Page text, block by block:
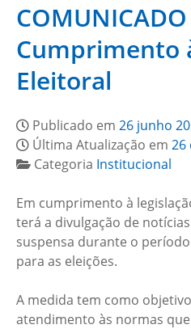
COMUNICADO
Cumprimento
Eleitoral
Publicado em 26 junho
Última Atualização em 26
Categoria Institucional
Em cumprimento à
terá a divulgação de
suspensa durante o
para as eleições.
A medida tem como
atendimento às normas